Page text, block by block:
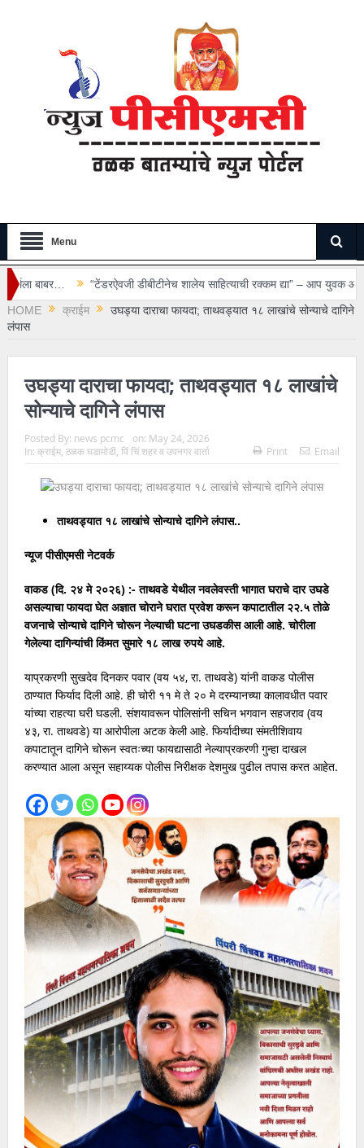
Menu
डीबीटीनेच शालेय साहित्याची रक्कम द्या” – आप युवक आघाडीची मागणी…
HOME
क्राईम
उघड्या दाराचा फायदा; ताथवड्यात १८ लाखांचे सोन्याचे दागिने
लंपास
उघड्या दाराचा फायदा; ताथवड्यात १८ लाखांचे
सोन्याचे दागिने लंपास
Posted By: news pcmc on: May 24, 2026
In: क्राईम, ठळक घडामोडी, पिं चिं शहर व उपनगर वार्ता Print Email
ताथवड्यात १८ लाखांचे सोन्याचे दागिने लंपास..
न्यूज पीसीएमसी नेटवर्क
वाकड (दि. २४ मे २०२६) :- ताथवडे येथील नवलेवस्ती भागात घराचे दार उघडे
असल्याचा फायदा घेत अज्ञात चोराने घरात प्रवेश करून कपाटातील २२.५ तोळे
वजनाचे सोन्याचे दागिने चोरून नेल्याची घटना उघडकीस आली आहे. चोरीला
गेलेल्या दागिन्यांची किंमत सुमारे १८ लाख रुपये आहे.
याप्रकरणी सुखदेव दिनकर पवार (वय ५४, रा. ताथवडे) यांनी वाकड पोलीस
ठाण्यात फिर्याद दिली आहे. ही चोरी ११ मे ते २० मे दरम्यानच्या कालावधीत पवार
यांच्या राहत्या घरी घडली. संशयावरून पोलिसांनी सचिन भगवान सहजराव (वय
४३, रा. ताथवडे) या आरोपीला अटक केली आहे. फिर्यादीच्या संमतीशिवाय
कपाटातून दागिने चोरून स्वतःच्या फायद्यासाठी नेल्याप्रकरणी गुन्हा दाखल
करण्यात आला असून सहाय्यक पोलीस निरीक्षक देशमुख पुढील तपास करत आहेत.